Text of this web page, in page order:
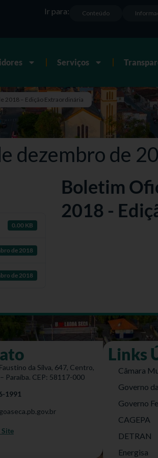
Conteúdo
Ir para:
Serviços
2018 – Edição Extraordinária
dezembro de
0.00 KB
de 2018
de 2018
Boletim
2018 -
da Silva, 647, Centro,
Paraíba. CEP: 58117-000
1991
Site
Links
Câmara
Governo
Governo
CAGEPA
DETRAN
Energisa